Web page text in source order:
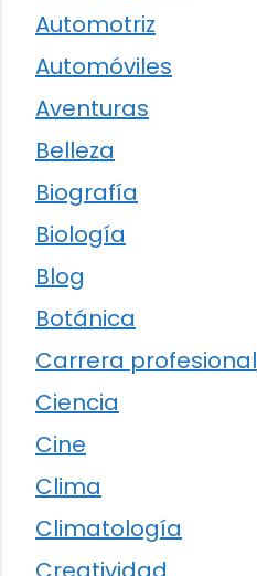
Automotriz
Automóviles
Aventuras
Belleza
Biografía
Biología
Blog
Botánica
Carrera profesional
Ciencia
Cine
Clima
Climatología